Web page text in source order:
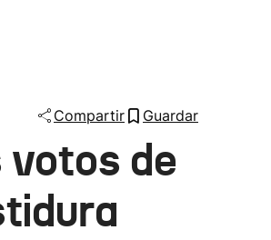
Lo último
Compartir Guardar
votos de